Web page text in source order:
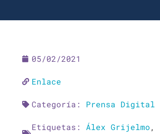
05/02/2021
Enlace
Categoría: Prensa Digital
Etiquetas: Álex Grijelmo,